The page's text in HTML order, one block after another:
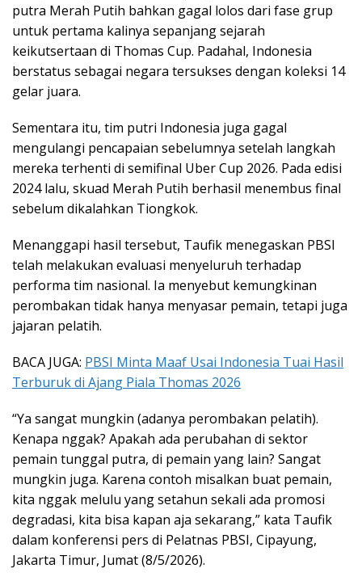
putra Merah Putih bahkan gagal lolos dari fase grup
untuk pertama kalinya sepanjang sejarah
keikutsertaan di Thomas Cup. Padahal, Indonesia
berstatus sebagai negara tersukses dengan koleksi 14
gelar juara.
Sementara itu, tim putri Indonesia juga gagal
mengulangi pencapaian sebelumnya setelah langkah
mereka terhenti di semifinal Uber Cup 2026. Pada edisi
2024 lalu, skuad Merah Putih berhasil menembus final
sebelum dikalahkan Tiongkok.
Menanggapi hasil tersebut, Taufik menegaskan PBSI
telah melakukan evaluasi menyeluruh terhadap
performa tim nasional. Ia menyebut kemungkinan
perombakan tidak hanya menyasar pemain, tetapi juga
jajaran pelatih.
BACA JUGA: PBSI Minta Maaf Usai Indonesia Tuai Hasil
Terburuk di Ajang Piala Thomas 2026
“Ya sangat mungkin (adanya perombakan pelatih).
Kenapa nggak? Apakah ada perubahan di sektor
pemain tunggal putra, di pemain yang lain? Sangat
mungkin juga. Karena contoh misalkan buat pemain,
kita nggak melulu yang setahun sekali ada promosi
degradasi, kita bisa kapan aja sekarang,” kata Taufik
dalam konferensi pers di Pelatnas PBSI, Cipayung,
Jakarta Timur, Jumat (8/5/2026).